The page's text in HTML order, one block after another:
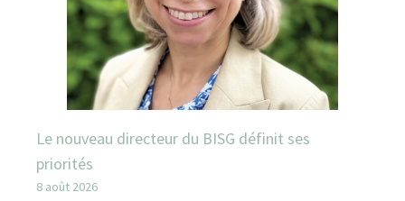
Le nouveau directeur du BISG définit ses
priorités
8 août 2026